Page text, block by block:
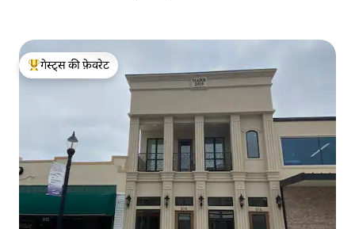
गेस्ट्स का टॉप फ़ेवरेट
गेस्ट्स की फ़ेवरेट